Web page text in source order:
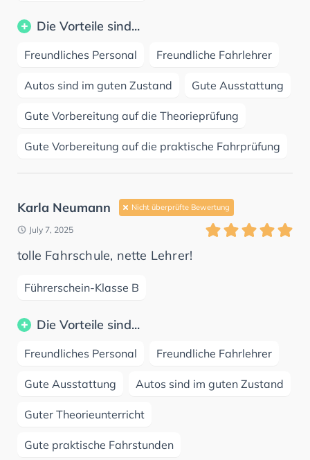
Die Vorteile sind...
Freundliches Personal Freundliche Fahrlehrer
Autos sind im guten Zustand Gute Ausstattung
Gute Vorbereitung auf die Theorieprüfung
Gute Vorbereitung auf die praktische Fahrprüfung
Karla Neumann Nicht überprüfte Bewertung
July 7, 2025
tolle Fahrschule, nette Lehrer!
Führerschein-Klasse B
Die Vorteile sind...
Freundliches Personal Freundliche Fahrlehrer
Gute Ausstattung Autos sind im guten Zustand
Guter Theorieunterricht
Gute praktische Fahrstunden